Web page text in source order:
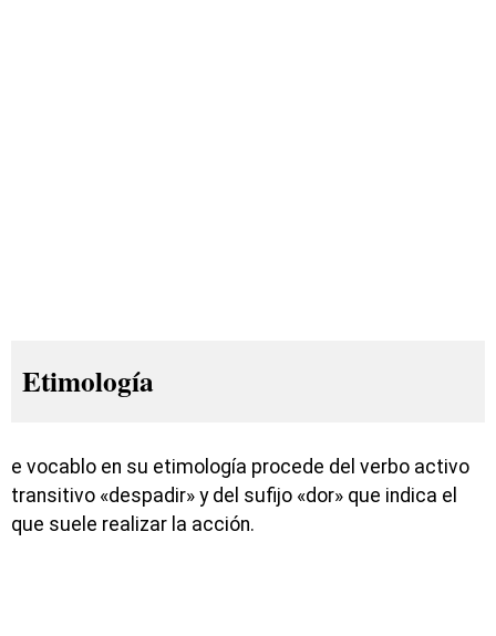
Etimología
e vocablo en su etimología procede del verbo activo
transitivo «despadir» y del sufijo «dor» que indica el
que suele realizar la acción.